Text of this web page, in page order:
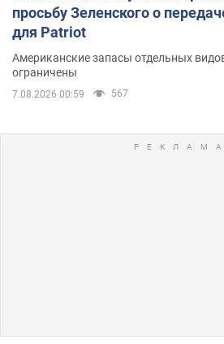
просьбу Зеленского о
для Patriot
Американские запасы отдельных
ограничены
7.08.2026 00:59 567